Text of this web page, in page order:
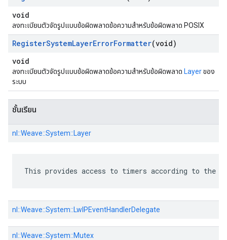
void
ลงทะเบียนตัวจัดรูปแบบข้อผิดพลาดข้อความสำหรับข้อผิดพลาด POSIX
RegisterSystemLayerErrorFormatter(void)
void
ลงทะเบียนตัวจัดรูปแบบข้อผิดพลาดข้อความสำหรับข้อผิดพลาด Layerของ
ระบบ
ชั้นเรียน
nl::Weave::System:: Layer
This provides access to timers according to the
nl::Weave::System:: LwIPEventHandlerDelegate
nl::Weave::System::Mutex